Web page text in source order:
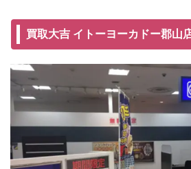
買取大吉 イトーヨーカドー郡山